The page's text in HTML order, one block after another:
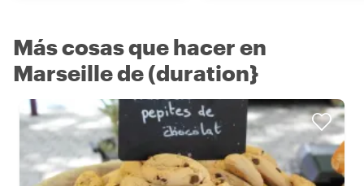
Más cosas que hacer en
Marseille de (duration}